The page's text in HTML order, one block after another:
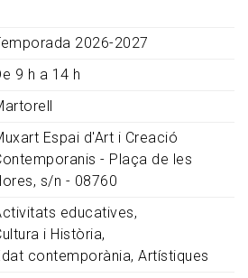
2026-2027
9 h a 14 h
Espai d'Art i Creació
- Plaça de les
s/n - 08760
educatives
i Història
contemporània Artístiques